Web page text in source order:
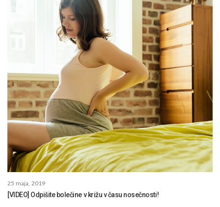
25 maja, 2019
[VIDEO] Odpišite bolečine v križu v času nosečnosti!